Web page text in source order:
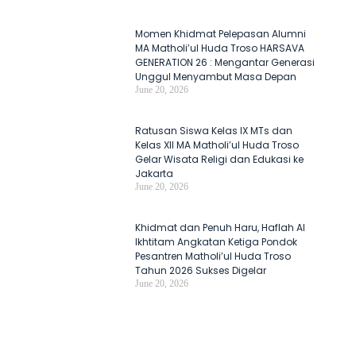
Momen Khidmat Pelepasan Alumni
MA Matholi’ul Huda Troso HARSAVA
GENERATION 26 : Mengantar Generasi
Unggul Menyambut Masa Depan
June 20, 2026
Ratusan Siswa Kelas IX MTs dan
Kelas XII MA Matholi’ul Huda Troso
Gelar Wisata Religi dan Edukasi ke
Jakarta
June 20, 2026
Khidmat dan Penuh Haru, Haflah Al
Ikhtitam Angkatan Ketiga Pondok
Pesantren Matholi’ul Huda Troso
Tahun 2026 Sukses Digelar
June 20, 2026